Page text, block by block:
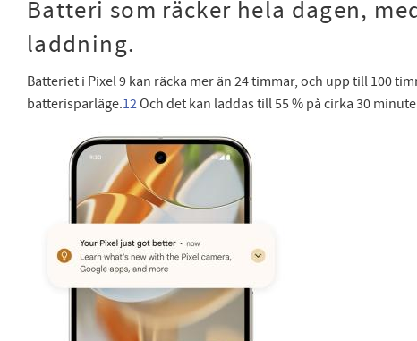
Batteri som räcker hela dagen,
laddning.
Batteriet i Pixel 9 kan räcka mer än 24 timmar, och upp till 100
batterisparläge.12Och det kan laddas till 55 % på cirka 30